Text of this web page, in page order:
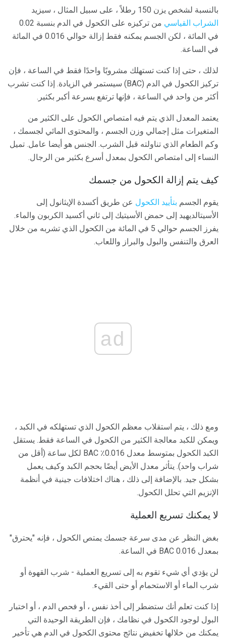
بالنسبة لشخص يزن 150 رطلاً ، على سبيل المثال ، سيزيد
الشراب القياسي
من تركيزه على الكحول في الدم بنسبة 0.02
في المائة ، لكن الجسم يمكنه فقط إزالة حوالي 0.016 في المائة
في الساعة.
لذلك ، حتى إذا كنت تستهلك مشروبًا واحدًا فقط في الساعة ، فإن
تركيز الكحول في الدم (BAC) سيستمر في الزيادة. إذا كنت تشرب
أكثر من واحد في الساعة ، فإنها ترتفع بسرعة أكبر بكثير.
يعتمد المعدل الذي يتم فيه امتصاص الكحول على الكثير من
المتغيرات مثل إجمالي وزن الجسم ، والمحتوى المائي لجسمك ،
وكم الطعام الذي تناولته قبل الشرب. الجنس هو أيضا عامل. تميل
النساء إلى امتصاص الكحول بمعدل أسرع بكثير من الرجال.
كيف يتم إزالة الكحول من جسمك
يقوم الجسم بتأييد الكحول عن طريق أكسدة الإيثانول إلى
الأسيتالديهيد إلى حمض الأسيتيك إلى ثاني أكسيد الكربون والماء.
يفرز الجسم حوالي 5 في المائة من الكحول الذي تشربه من خلال
العرق والتنفس والبول والبراز واللعاب.
ad
ومع ذلك ، يتم استقلاب معظم الكحول الذي تستهلكه في الكبد ،
ويمكن للكبد معالجة الكثير من الكحول في الساعة فقط. يستقل
الكبد الكحول بمتوسط ​​معدل 0.016٪ BAC لكل ساعة (أقل من
شراب واحد). يتأثر معدل الأيض أيضًا بحجم الكبد وكيف يعمل
بشكل جيد. بالإضافة إلى ذلك ، هناك اختلافات جينية في أنظمة
الإنزيم التي تحلل الكحول.
لا يمكنك تسريع العملية
بغض النظر عن مدى سرعة جسمك يمتص الكحول ، فإنه "يحترق"
بمعدل 0.016 BAC في الساعة.
لن يؤدي أي شيء تقوم به إلى تسريع العملية - شرب القهوة أو
شرب الماء أو الاستحمام أو حتى القيء.
إذا كنت تعلم أنك ستضطر إلى أخذ نفس ، أو فحص الدم ، أو اختبار
البول لوجود الكحول في نظامك ، فإن الطريقة الوحيدة التي
يمكنك من خلالها تخفيض نتائج محتوى الكحول في الدم هي تأخير